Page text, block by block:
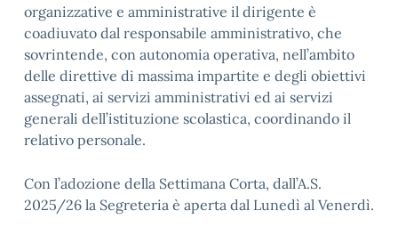
organizzative e amministrative il dirigente è
coadiuvato dal responsabile amministrativo, che
sovrintende, con autonomia operativa, nell’ambito
delle direttive di massima impartite e degli obiettivi
assegnati, ai servizi amministrativi ed ai servizi
generali dell’istituzione scolastica, coordinando il
relativo personale.
Con l’adozione della Settimana Corta, dall’A.S.
2025/26 la Segreteria è aperta dal Lunedì al Venerdì.